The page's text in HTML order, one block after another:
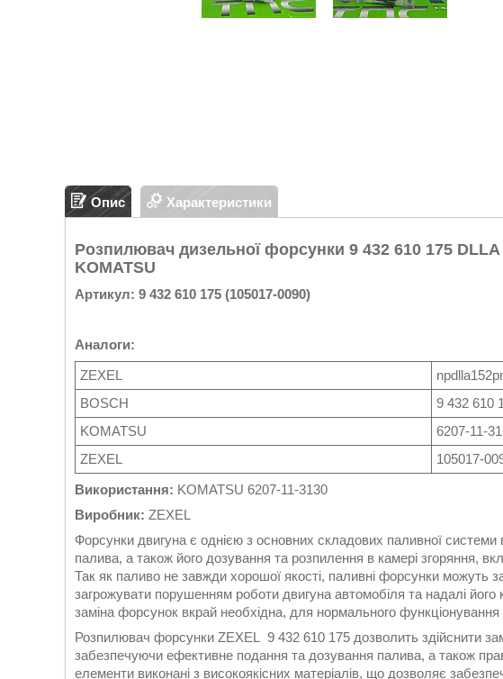
Опис Характеристики
Розпилювач дизельної форсунки 9 432 610 175 DLLA
KOMATSU
Артикул: 9 432 610 175 (105017-0090)
Аналоги:
ZEXEL
BOSCH
9 432 610
KOMATSU
6207-11-
ZEXEL
105017-
Використання: KOMATSU 6207-11-3130
Виробник: ZEXEL
Форсунки двигуна є однією з основних складових паливної
палива, а також його дозування та розпилення в камері згоряння,
Так як паливо не завжди хорошої якості, паливні форсунки можуть
загрожувати порушенням роботи двигуна автомобіля та надалі
заміна форсунок вкрай необхідна, для нормального функціонування
Розпилювач форсунки ZEXEL 9 432 610 175 дозволить здійснити
забезпечуючи ефективне подання та дозування палива, а також
елементи виконані з високоякісних матеріалів, що дозволяє